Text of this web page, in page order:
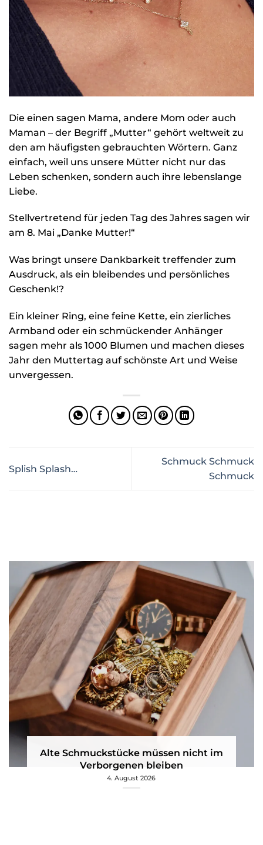
Die einen sagen Mama, andere Mom oder auch
Maman – der Begriff „Mutter“ gehört weltweit zu
den am häufigsten gebrauchten Wörtern. Ganz
einfach, weil uns unsere Mütter nicht nur das
Leben schenken, sondern auch ihre lebenslange
Liebe.
Stellvertretend für jeden Tag des Jahres sagen wir
am 8. Mai „Danke Mutter!“
Was bringt unsere Dankbarkeit treffender zum
Ausdruck, als ein bleibendes und persönliches
Geschenk!?
Ein kleiner Ring, eine feine Kette, ein zierliches
Armband oder ein schmückender Anhänger
sagen mehr als 1000 Blumen und machen dieses
Jahr den Muttertag auf schönste Art und Weise
unvergessen.
Splish Splash…
Schmuck Schmuck
Schmuck
Alte Schmuckstücke müssen nicht im
Verborgenen bleiben
4. August 2026